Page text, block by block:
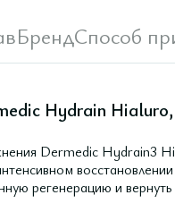
БрендСпособ
Hydrain
Dermedic Hydrain3
регенерацию и